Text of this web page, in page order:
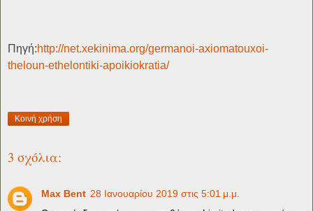
Πηγή:http://net.xekinima.org/germanoi-axiomatouxoi-
theloun-ethelontiki-apoikiokratia/
Κοινή χρήση
3 σχόλια:
Max Bent 28 Ιανουαρίου 2019 στις 5:01 μ.μ.